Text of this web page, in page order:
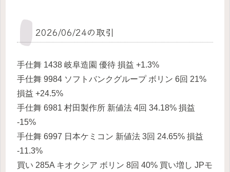
2026/06/24の取引
手仕舞 1438 岐阜造園 優待 損益 +1.3%
手仕舞 9984 ソフトバンクグループ ボリン 6回 21%
損益 +24.5%
手仕舞 6981 村田製作所 新値法 4回 34.18% 損益
-15%
手仕舞 6997 日本ケミコン 新値法 3回 24.65% 損益
-11.3%
買い 285A キオクシア ボリン 8回 40% 買い増し JPモ